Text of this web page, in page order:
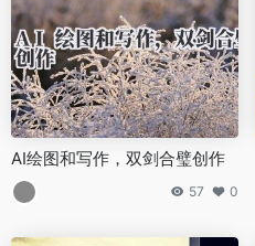
AI绘图和写作，双剑合璧创作
57 0